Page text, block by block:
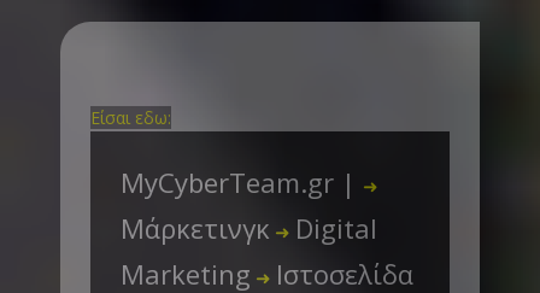
Είσαι εδω:
MyCyberTeam.gr | ➜
Μάρκετινγκ ➜ Digital
Marketing ➜ Ιστοσελίδα